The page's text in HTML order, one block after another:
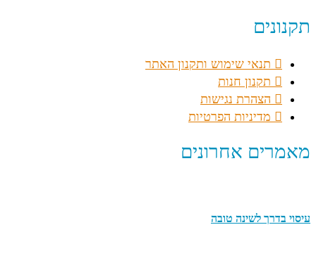
תקנונים
תנאי שימוש ותקנון האתר
תקנון חנות
הצהרת נגישות
מדיניות הפרטיות
מאמרים אחרונים
עיסוי בדרך לשינה טובה